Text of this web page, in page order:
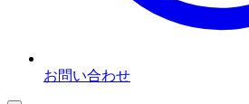
お問い合わせ